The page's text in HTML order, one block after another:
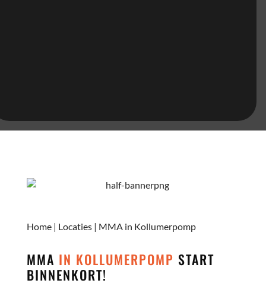
Home| Locaties| MMA in Kollumerpomp
MMA IN KOLLUMERPOMP START
BINNENKORT!